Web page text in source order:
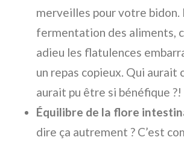
merveilles pour votre bidon.
fermentation des aliments,
adieu les flatulences
un repas copieux. Qui aurait
aurait pu être si bénéfique ?!
Équilibre de la flore
dire ça autrement ? C’est